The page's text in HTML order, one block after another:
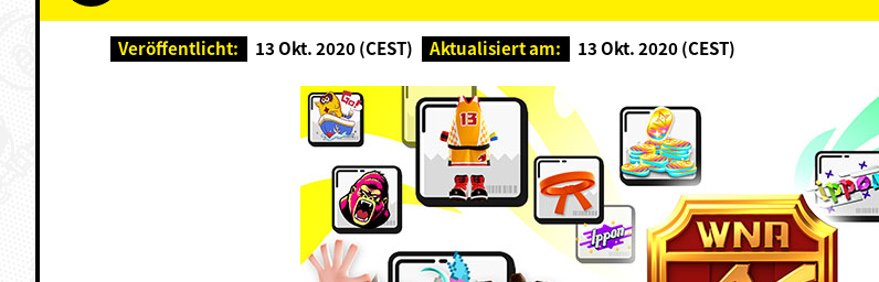
Veröffentlicht: 13 Okt. 2020 (CEST) Aktualisiert am: 13 Okt. 2020 (CEST)